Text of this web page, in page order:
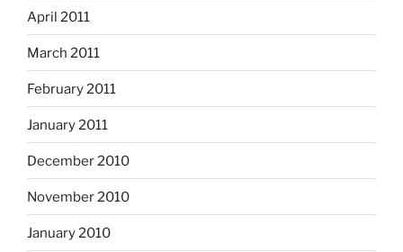
April 2011
March 2011
February 2011
January 2011
December 2010
November 2010
January 2010